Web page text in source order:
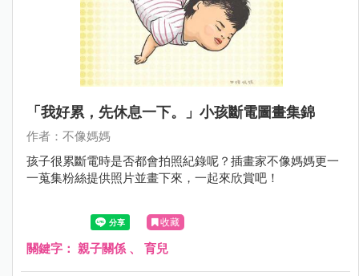
「我好累，先休息一下。」小孩斷電圖畫集錦
作者：不像媽媽
孩子很累斷電時是否都會拍照紀錄呢？插畫家不像媽媽更一
一蒐集粉絲提供照片並畫下來，一起來欣賞吧！
收藏
關鍵字： 親子關係 、 育兒